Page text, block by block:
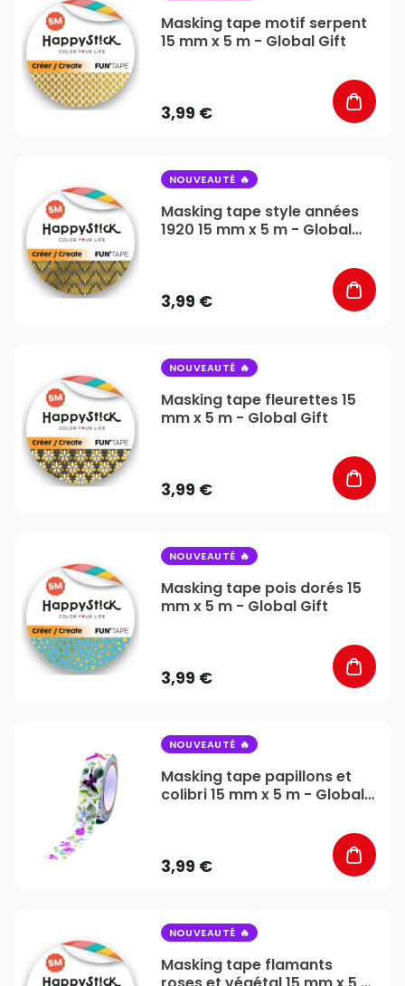
Masking tape motif serpent
15 mm x 5 m - Global Gift
3,99 €
NOUVEAUTÉ
Masking tape style années
1920 15 mm x 5 m - Global
3,99 €
NOUVEAUTÉ
Masking tape fleurettes 15
mm x 5 m - Global Gift
3,99 €
NOUVEAUTÉ
Masking tape pois dorés 15
mm x 5 m - Global Gift
3,99 €
NOUVEAUTÉ
Masking tape papillons et
colibri 15 mm x 5 m - Global
3,99 €
NOUVEAUTÉ
Masking tape flamants